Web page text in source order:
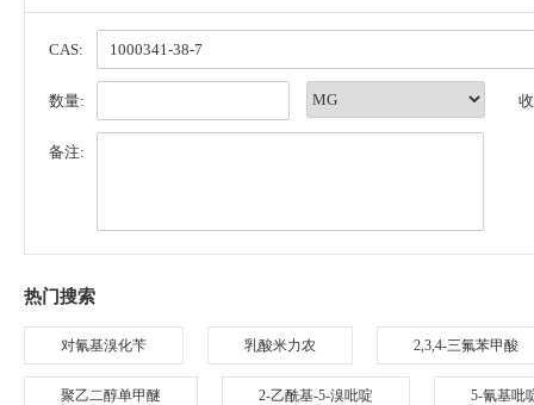
CAS:
数量:
备注:
热门搜索
对氰基溴化苄 乳酸米力农 2,3,4-三氟苯甲酸
聚乙二醇单甲醚 2-乙酰基-5-溴吡啶 5-氰基吡